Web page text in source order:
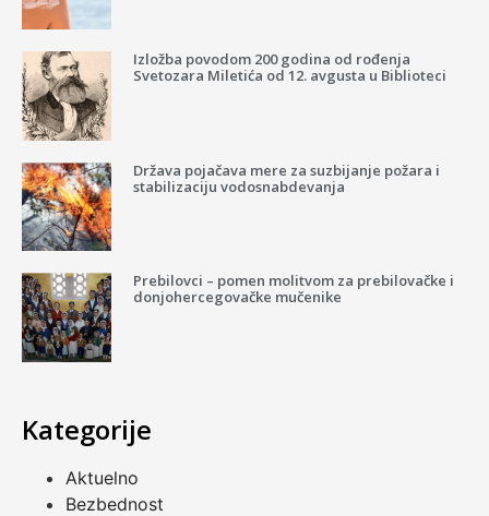
Izložba povodom 200 godina od rođenja
Svetozara Miletića od 12. avgusta u Biblioteci
Država pojačava mere za suzbijanje požara i
stabilizaciju vodosnabdevanja
Prebilovci – pomen molitvom za prebilovačke i
donjohercegovačke mučenike
Kategorije
Aktuelno
Bezbednost